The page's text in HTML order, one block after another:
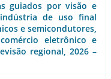
guiados por visão e
de uso final
e semicondutores,
eletrônico e
regional, 2026 –